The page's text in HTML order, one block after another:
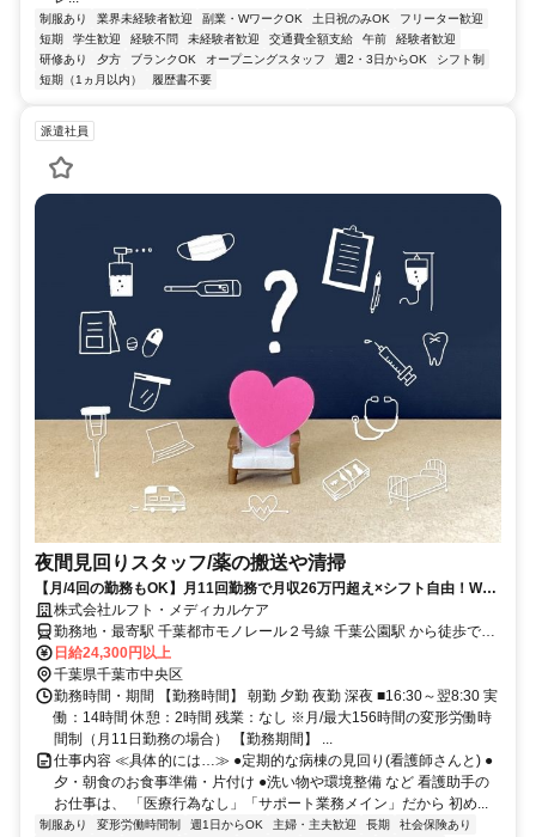
制服あり 業界未経験者歓迎 副業・WワークOK 土日祝のみOK
フリーター歓迎
短期
学生歓迎 経験不問 未経験者歓迎 交通費全額支給 午前
経験者歓迎
研修あり
夕方 ブランクOK オープニングスタッフ 週2・3日からOK
シフト制
短期（1ヵ月以内）
履歴書不要
派遣社員
夜間見回りスタッフ/薬の搬送や清掃
【月/4回の勤務もOK】月11回勤務で月収26万円超え×シフト自由！Wワ
ークもOKで働きやすい！病棟見回りstaff
株式会社ルフト・メディカルケア
勤務地・最寄駅 千葉都市モノレール２号線 千葉公園駅 から徒歩で5
分 JR総武本線 千葉駅 からバスで12分
日給24,300円以上
千葉県千葉市中央区
勤務時間・期間 【勤務時間】 朝勤 夕勤 夜勤 深夜 ■16:30～翌8:30 実
働：14時間 休憩：2時間 残業：なし ※⽉/最大156時間の変形労働時
間制（月11日勤務の場合） 【勤務期間】 ...
仕事内容 ≪具体的には…≫ ●定期的な病棟の見回り(看護師さんと) ●
夕・朝食のお食事準備・片付け ●洗い物や環境整備 など 看護助手の
お仕事は、 「医療行為なし」「サポート業務メイン」だから 初め...
制服あり 変形労働時間制 週1日からOK 主婦・主夫歓迎 長期
社会保険あり